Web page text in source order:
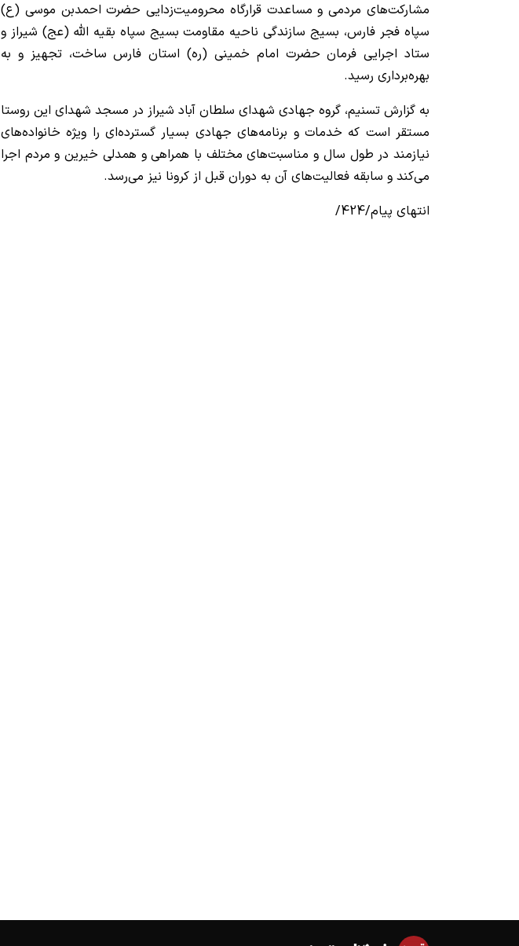
مشارکت‌های مردمی و مساعدت قرارگاه محرومیت‌زدایی حضرت احمدبن موسی (ع)
سپاه فجر فارس، بسیج سازندگی ناحیه مقاومت بسیج سپاه بقیه الله (عج) شیراز و
ستاد اجرایی فرمان حضرت امام خمینی (ره) استان فارس ساخت، تجهیز و به
بهره‌برداری رسید.
به گزارش تسنیم، گروه جهادی شهدای سلطان آباد شیراز در مسجد شهدای این روستا
مستقر است که خدمات و برنامه‌های جهادی بسیار گسترده‌ای را ویژه خانواده‌های
نیازمند در طول سال و مناسبت‌های مختلف با همراهی و همدلی خیرین و مردم اجرا
می‌کند و سابقه فعالیت‌های آن به دوران قبل از کرونا نیز می‌رسد.
انتهای پیام/424/